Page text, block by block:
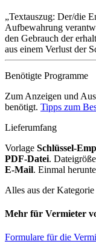
Textauszug: Der/die
Aufbewahrung
den Gebrauch der
aus einem Verlust der
Benötigte Programme
Zum Anzeigen und
benötigt. Tipps zum
Lieferumfang
Vorlage Schlüssel-
PDF-Datei.
E-Mail. Einmal
Alles aus der Kategorie
Mehr für Vermieter
Formulare für die